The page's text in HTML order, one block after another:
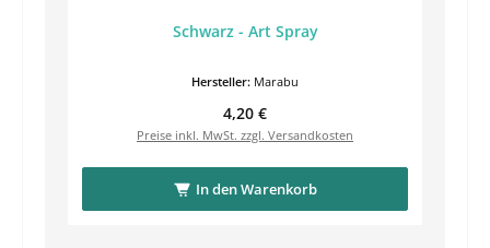
Schwarz - Art Spray
Hersteller: Marabu
Regulärer Preis:
4,20 €
Preise inkl. MwSt. zzgl. Versandkosten
In den Warenkorb